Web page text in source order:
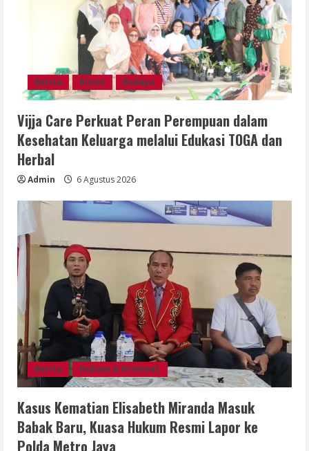
Berita Bisnis Budaya
Vijja Care Perkuat Peran Perempuan dalam
Kesehatan Keluarga melalui Edukasi TOGA dan
Herbal
Admin 6 Agustus 2026
Berita Hukum & Kriminal,
Kasus Kematian Elisabeth Miranda Masuk
Babak Baru, Kuasa Hukum Resmi Lapor ke
Polda Metro Jaya